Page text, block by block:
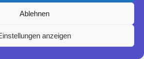
Ablehnen
anzeigen